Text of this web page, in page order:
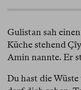
Gulistan sah
Küche stehend
Amin nannte. Er
Du hast die